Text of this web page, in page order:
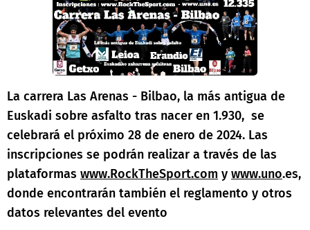
La carrera Las Arenas - Bilbao, la más antigua de
Euskadi sobre asfalto tras nacer en 1.930, se
celebrará el próximo 28 de enero de 2024. Las
inscripciones se podrán realizar a través de las
plataformas www.RockTheSport.com y www.uno.es,
donde encontrarán también el reglamento y otros
datos relevantes del evento